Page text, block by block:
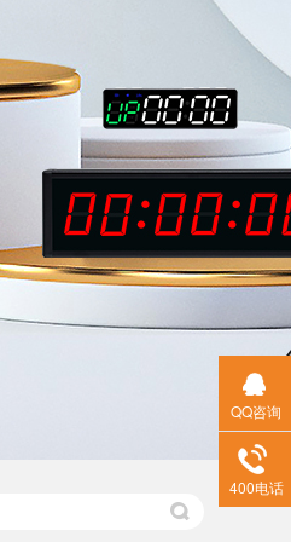
QQ咨询
400电话